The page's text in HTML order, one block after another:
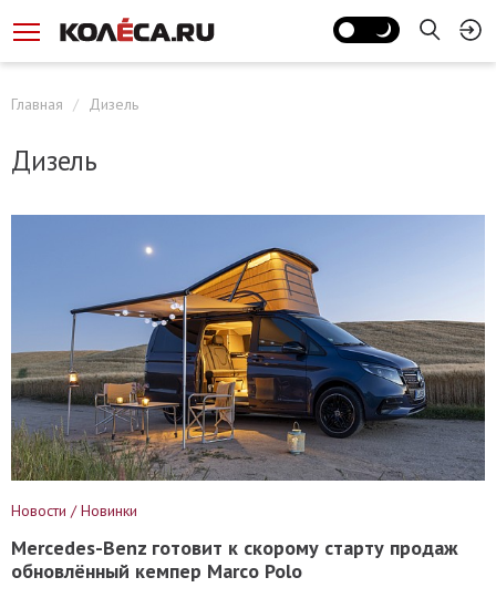
Главная Дизель
Дизель
Новости / Новинки
Mercedes-Benz готовит к скорому старту продаж
обновлённый кемпер Marco Polo